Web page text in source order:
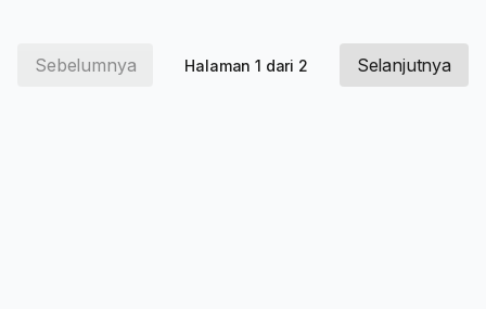
Sebelumnya Halaman 1 dari 2 Selanjutnya